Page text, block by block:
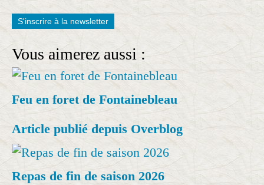
S'inscrire à la newsletter
Vous aimerez aussi :
Feu en foret de Fontainebleau
Article publié depuis Overblog
Repas de fin de saison 2026